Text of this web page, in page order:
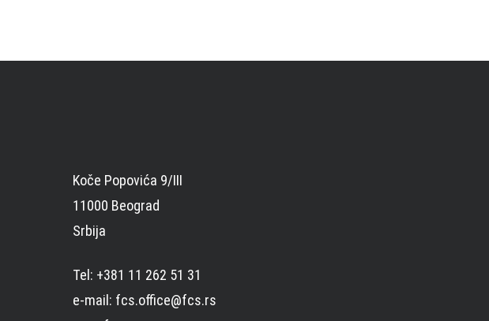
Koče Popovića 9/III
11000 Beograd
Srbija
Tel: +381 11 262 51 31
e-mail: fcs.office@fcs.rs